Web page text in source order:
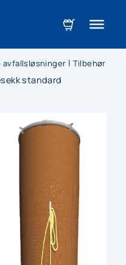
avfallsløsninger | Tilbehør
standard